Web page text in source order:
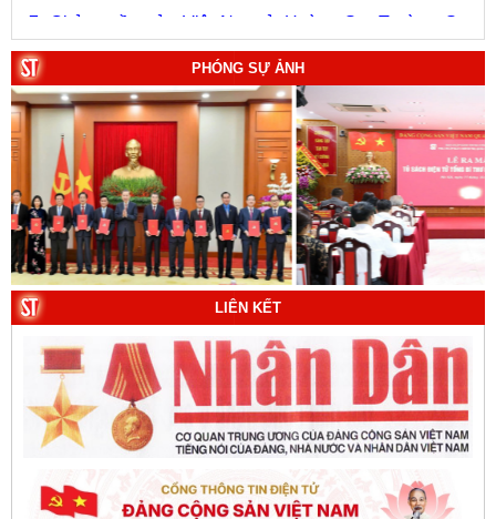
giai đoạn 1884 - 1975: Thực trạng khai thác và quản lý.
Tác giả: Thượng tướng, PGS.TS. Trần Quốc Tỏ (Chủ
biên).
8. Hà Nội - Thành phố Hồ Chí Minh: Dấu ấn lịch sử qua
từng khoảnh khắc (Song ngữ Việt - Anh). Tác giả: Tập
thể tác giả.
9. Đường Hồ Chí Minh trên biển - Bản hùng ca bất diệt
của dân tộc Việt Nam. Tác giả: TS. Vũ Trọng Hùng
(Viện Lịch sử Đảng).
10. Một vành đai, một con đường: Hành trình dài của
Trung Quốc đến năm 2049 (Sách tham khảo).Tác
giả:
Michael H. Glantz, Robert J. Ross và Gavin G.
Daugherty (Đồng tác giả).
PHÓNG SỰ ẢNH
LIÊN KẾT